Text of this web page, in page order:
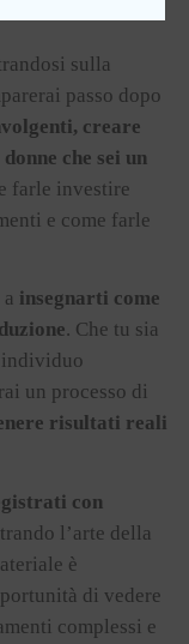
sulla
passo dopo
creare
che sei un
farle investire
e come farle
insegnarti come
. Che tu sia
individuo
un processo di
risultati reali
con
l’arte della
è
di vedere
complessi e